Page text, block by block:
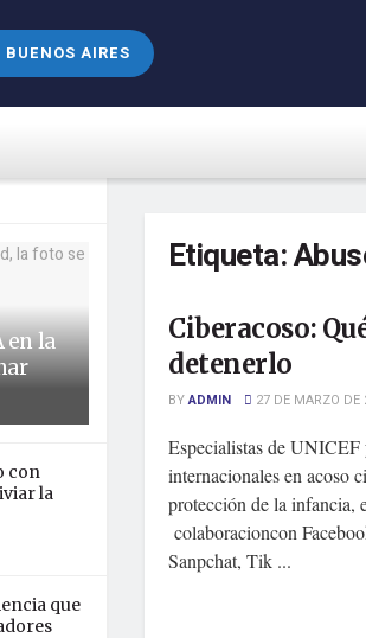
en la
con
la
que
BUENOS AIRES
Etiqueta:
Ciberacoso:
detenerlo
BYADMIN 27 DE MARZO DE
Especialistas de UNICEF
internacionales en acoso
protección de la infancia,
colaboracioncon
Sanpchat, Tik ...